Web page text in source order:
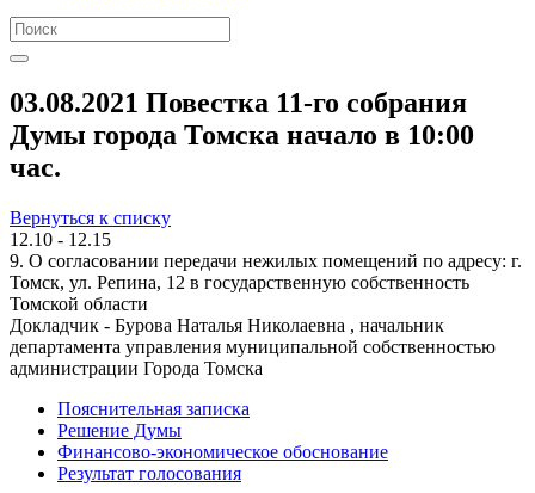
03.08.2021 Повестка 11-го собрания
Думы города Томска начало в 10:00
час.
Вернуться к списку
12.10 - 12.15
9. О согласовании передачи нежилых помещений по адресу: г.
Томск, ул. Репина, 12 в государственную собственность
Томской области
Докладчик - Бурова Наталья Николаевна , начальник
департамента управления муниципальной собственностью
администрации Города Томска
Пояснительная записка
Решение Думы
Финансово-экономическое обоснование
Результат голосования